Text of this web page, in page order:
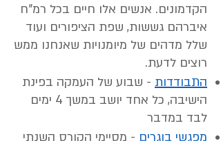
הקדמונים. אנשים אלו חיים בכל רמ"ח
איברהם גששות, שפת הציפורים ועוד
שלל מדהים של מיומנויות שאנחנו ממש
רוצים לדעת.
התבודדות - שבוע של העמקה בפינת
הישיבה, כל אחד יושב במשך 4 ימים
לבד במדבר
מפגשי בוגרים - מסיימי הקורס השנתי